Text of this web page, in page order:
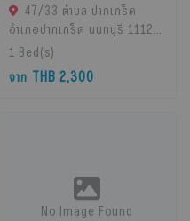
47/33 ตำบล ปากเกร็ด
อำเภอปากเกร็ด นนทบุรี 11120,
Pak Kret, 11120 Bangkok,
Thailand
1 Bed(s)
จาก THB 2,300
No Image Found